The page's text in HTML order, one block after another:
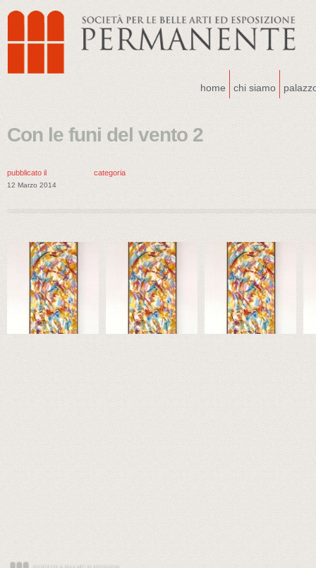
home chi siamo
Con le funi del vento 2
pubblicato il
12 Marzo 2014
categoria